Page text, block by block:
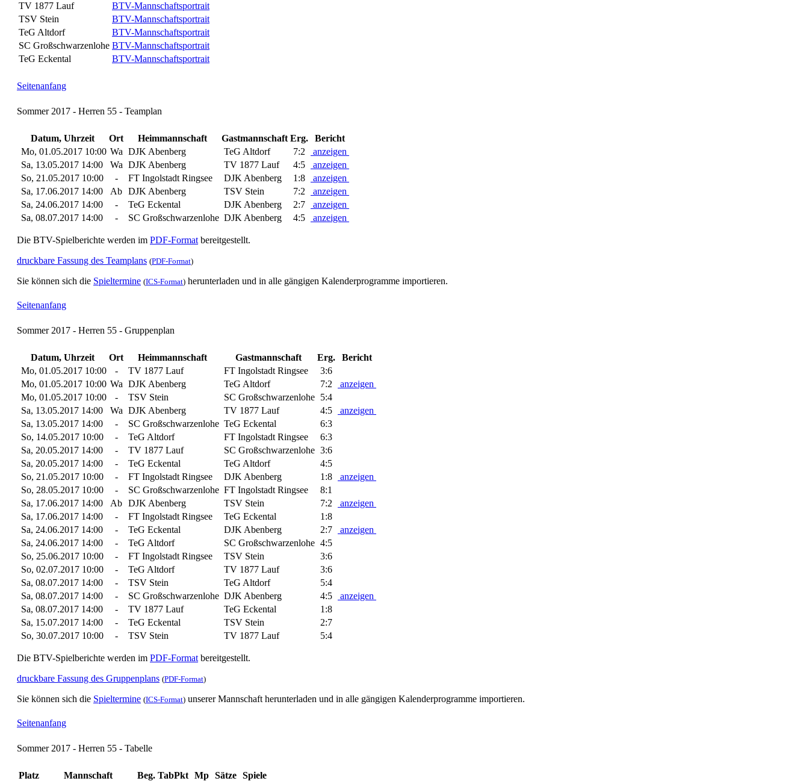
TV 1877 Lauf
BTV-Mannschaftsportrait
TSV Stein
BTV-Mannschaftsportrait
TeG Altdorf
BTV-Mannschaftsportrait
SC Großschwarzenlohe BTV-Mannschaftsportrait
TeG Eckental
BTV-Mannschaftsportrait
Seitenanfang
Sommer 2017 - Herren 55 - Teamplan
Datum, Uhrzeit Ort Heimmannschaft Gastmannschaft Erg.
Bericht
Mo, 01.05.2017 10:00 Wa DJK Abenberg TeG Altdorf 7:2
anzeigen
Sa, 13.05.2017 14:00
Wa DJK Abenberg TV 1877 Lauf 4:5
anzeigen
So, 21.05.2017 10:00
- FT Ingolstadt Ringsee DJK Abenberg 1:8
anzeigen
Sa, 17.06.2017 14:00
Ab DJK Abenberg TSV Stein 7:2
anzeigen
Sa, 24.06.2017 14:00
- TeG Eckental DJK Abenberg 2:7
anzeigen
Sa, 08.07.2017 14:00
- SC Großschwarzenlohe DJK Abenberg 4:5 anzeigen
Die BTV-Spielberichte werden im PDF-Format bereitgestellt.
druckbare Fassung des Teamplans (PDF-Format)
Sie können sich die Spieltermine (ICS-Format) herunterladen und in alle gängigen Kalenderprogramme importieren.
Seitenanfang
Sommer 2017 - Herren 55 - Gruppenplan
Datum, Uhrzeit Ort Heimmannschaft Gastmannschaft Erg.
Bericht
Mo, 01.05.2017 10:00
- TV 1877 Lauf FT Ingolstadt Ringsee
3:6
Mo, 01.05.2017 10:00 Wa DJK Abenberg TeG Altdorf 7:2
anzeigen
Mo, 01.05.2017 10:00
- TSV Stein SC Großschwarzenlohe 5:4
Sa, 13.05.2017 14:00
Wa DJK Abenberg TV 1877 Lauf 4:5
anzeigen
Sa, 13.05.2017 14:00
- SC Großschwarzenlohe TeG Eckental
6:3
So, 14.05.2017 10:00
- TeG Altdorf FT Ingolstadt Ringsee
6:3
Sa, 20.05.2017 14:00
- TV 1877 Lauf SC Großschwarzenlohe 3:6
Sa, 20.05.2017 14:00
- TeG Eckental TeG Altdorf
4:5
So, 21.05.2017 10:00
- FT Ingolstadt Ringsee DJK Abenberg 1:8
anzeigen
So, 28.05.2017 10:00
- SC Großschwarzenlohe FT Ingolstadt Ringsee
8:1
Sa, 17.06.2017 14:00
Ab DJK Abenberg TSV Stein 7:2
anzeigen
Sa, 17.06.2017 14:00
- FT Ingolstadt Ringsee TeG Eckental
1:8
Sa, 24.06.2017 14:00
- TeG Eckental DJK Abenberg 2:7
anzeigen
Sa, 24.06.2017 14:00
- TeG Altdorf SC Großschwarzenlohe 4:5
So, 25.06.2017 10:00
- FT Ingolstadt Ringsee TSV Stein
3:6
So, 02.07.2017 10:00
- TeG Altdorf TV 1877 Lauf
3:6
Sa, 08.07.2017 14:00
- TSV Stein TeG Altdorf
5:4
Sa, 08.07.2017 14:00
- SC Großschwarzenlohe DJK Abenberg 4:5
anzeigen
Sa, 08.07.2017 14:00
- TV 1877 Lauf TeG Eckental
1:8
Sa, 15.07.2017 14:00
- TeG Eckental TSV Stein
2:7
So, 30.07.2017 10:00
- TSV Stein TV 1877 Lauf 5:4
Die BTV-Spielberichte werden im PDF-Format bereitgestellt.
druckbare Fassung des Gruppenplans (PDF-Format)
Sie können sich die Spieltermine (ICS-Format) unserer Mannschaft herunterladen und in alle gängigen Kalenderprogramme importieren.
Seitenanfang
Sommer 2017 - Herren 55 - Tabelle
Platz Mannschaft Beg. TabPkt Mp Sätze Spiele